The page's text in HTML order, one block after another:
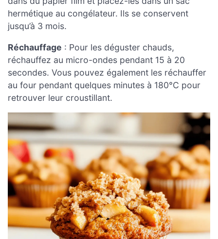
hermétique au congélateur. Ils se conservent
jusqu’à 3 mois.
Réchauffage : Pour les déguster chauds,
réchauffez au micro-ondes pendant 15 à 20
secondes. Vous pouvez également les réchauffer
au four pendant quelques minutes à 180°C pour
retrouver leur croustillant.